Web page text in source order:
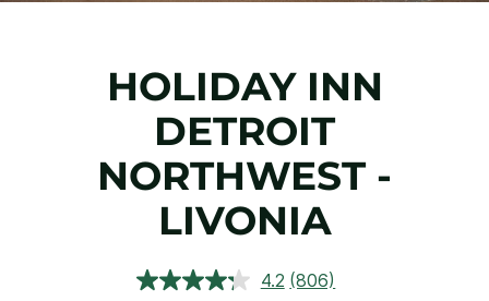
HOLIDAY INN
DETROIT
NORTHWEST -
LIVONIA
4.2 Lees
(806)